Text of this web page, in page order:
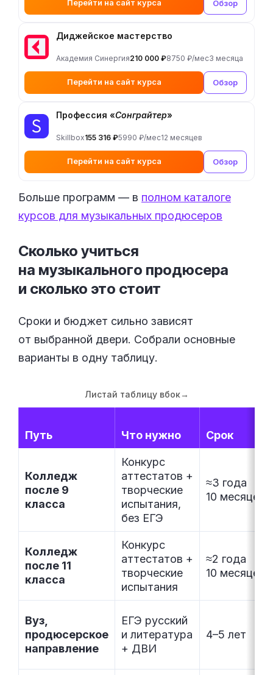
Перейти на сайт курса Обзор
Диджейское мастерство
Академия Синергия210 000 ₽8750 ₽/мес3 месяца
Перейти на сайт курса Обзор
Профессия «Сонграйтер»
Skillbox155 316 ₽5990 ₽/мес12 месяцев
Перейти на сайт курса Обзор
Больше программ — в полном каталоге
курсов для музыкальных продюсеров
Сколько учиться
на музыкального продюсера
и сколько это стоит
Сроки и бюджет сильно зависят
от выбранной двери. Собрали основные
варианты в одну таблицу.
Листай таблицу вбок →
Путь Что нужно Срок
Колледж
после 9
класса
Конкурс
аттестатов +
творческие
испытания,
без ЕГЭ
≈3 года
10 месяцев
Колледж
после 11
класса
Конкурс
аттестатов +
творческие
испытания
≈2 года
10 месяцев
Вуз,
продюсерское
направление
ЕГЭ русский
и литература
+ ДВИ
4–5 лет